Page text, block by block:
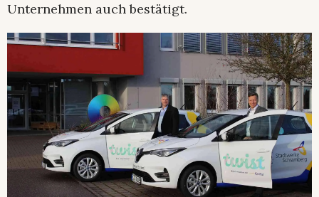
Unternehmen auch bestätigt.